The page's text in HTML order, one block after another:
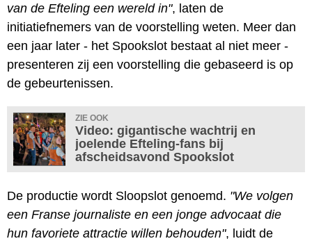
van de Efteling een wereld in", laten de
initiatiefnemers van de voorstelling weten. Meer dan
een jaar later - het Spookslot bestaat al niet meer -
presenteren zij een voorstelling die gebaseerd is op
de gebeurtenissen.
ZIE OOK
Video: gigantische wachtrij en
joelende Efteling-fans bij
afscheidsavond Spookslot
De productie wordt Sloopslot genoemd. "We volgen
een Franse journaliste en een jonge advocaat die
hun favoriete attractie willen behouden", luidt de